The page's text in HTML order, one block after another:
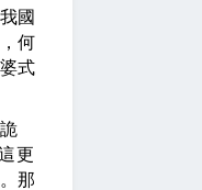
國
何
式
更
那